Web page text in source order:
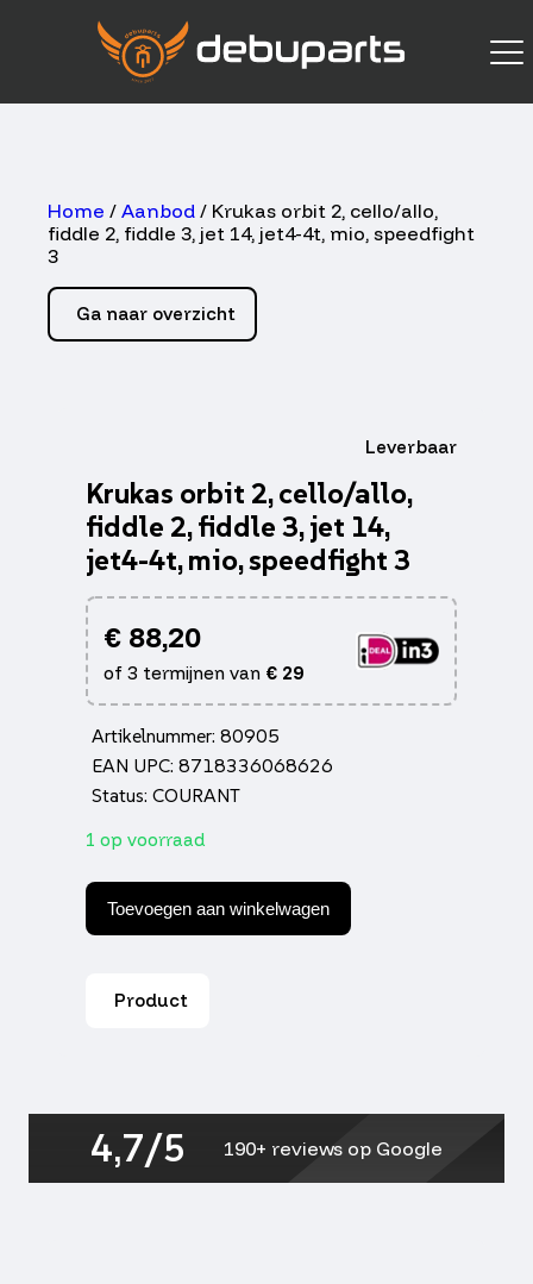
Home / Aanbod / Krukas orbit 2, cello/allo,
fiddle 2, fiddle 3, jet 14, jet4-4t, mio, speedfight
3
Ga naar overzicht
Leverbaar
Krukas orbit 2, cello/allo,
fiddle 2, fiddle 3, jet 14,
jet4-4t, mio, speedfight 3
€88,20
of 3 termijnen van €29
Artikelnummer: 80905
EAN UPC: 8718336068626
Status: COURANT
1 op voorraad
orbit
cello/allo,
fiddle
4t,
mio,
speedfight
3
Toevoegen aan winkelwagen
Product
4,7/5 190+ reviews op Google